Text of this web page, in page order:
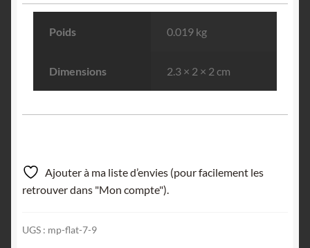
Poids 0.019 kg
Dimensions 2.3 × 2 × 2 cm
Ajouter à ma liste d’envies (pour facilement les
retrouver dans "Mon compte").
UGS : mp-flat-7-9